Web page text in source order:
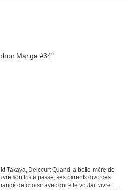
Takaya, Delcourt Quand la belle-mère de
son triste passé, ses parents divorcés
de choisir avec qui elle voulait vivre...